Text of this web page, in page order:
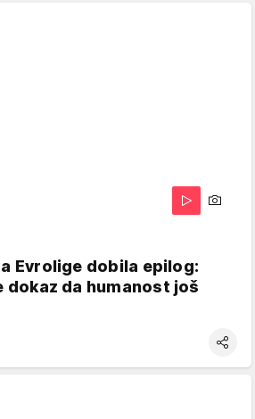
Evrolige dobila epilog:
dokaz da humanost još